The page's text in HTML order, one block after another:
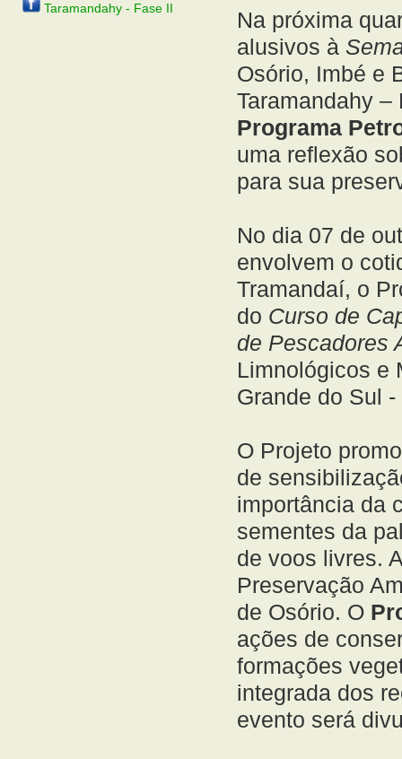
Taramandahy - Fase II
Na próxima
alusivos à
Osório, Imbé e
Taramandahy
Programa
uma reflexão
para sua
No dia 07 de
envolvem o
Tramandaí, o
do Curso de
de Pescadores
Limnológicos e
Grande do Sul
O Projeto
de
importância da
sementes da
de voos livres.
Preservação
de Osório. O
ações de
formações
integrada dos
evento será